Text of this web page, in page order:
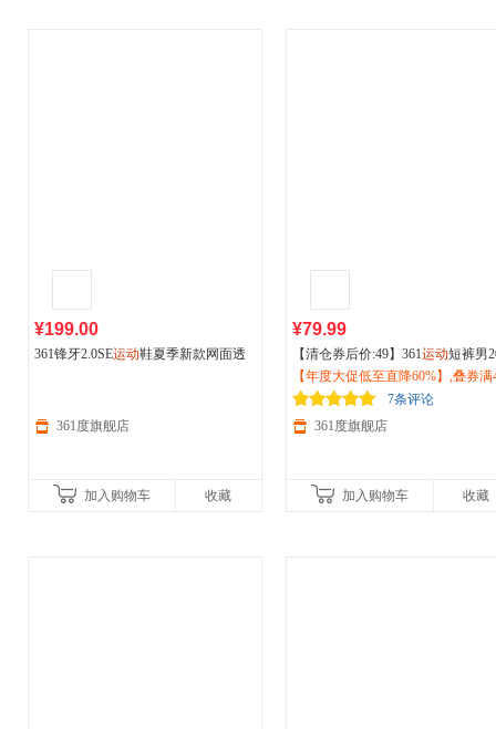
¥199.00
361锋牙2.0SE运动鞋夏季新款网面透
361度旗舰店
加入购物车 收藏
¥79.99
【清仓券后价:49】361运动短裤男
6夏季新款透气速干户外跑步裤子
七分裤男裤552524735
【年度大促低至直降60%】,叠券满
减150/600减230,立即抢购！
7条评论
361度旗舰店
加入购物车 收藏